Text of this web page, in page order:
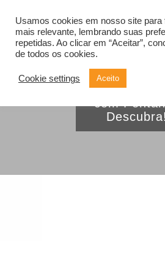
Como fazer o
com
Descubra!
Usamos cookies em nosso site para
mais relevante, lembrando suas
repetidas. Ao clicar em “Aceitar”,
de todos os cookies.
Cookie settings Aceito